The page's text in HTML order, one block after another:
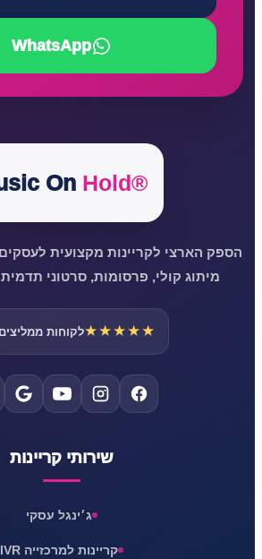
WhatsApp
On Hold®
הספק הארצי לקריינות מקצועית לעסקים:
מיתוג קולי, פרסומות, סרטוני תדמית
★★★★★לקוחות
שירותי קריינות
ג׳ינגל עסקי
קריינות למרכזייה IVR